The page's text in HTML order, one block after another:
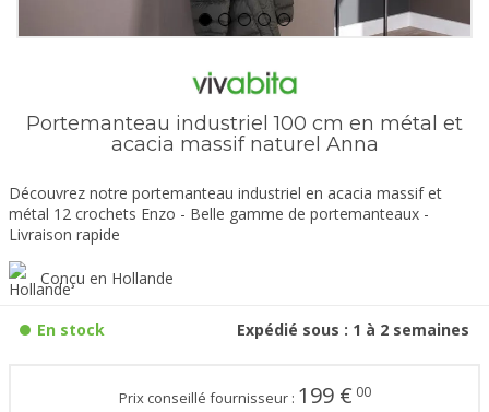
Portemanteau industriel 100 cm en métal et
acacia massif naturel Anna
Découvrez notre portemanteau industriel en acacia massif et
métal 12 crochets Enzo - Belle gamme de portemanteaux -
Livraison rapide
Conçu en Hollande
En stock Expédié sous : 1 à 2 semaines
Prix conseillé fournisseur : 199 € 00